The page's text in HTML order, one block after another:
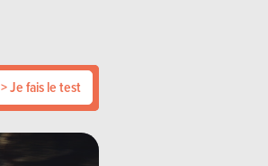
> Je fais le test